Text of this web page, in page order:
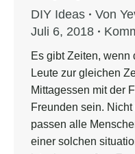
DIY Ideas
Von
Juli 6, 2018
Es gibt Zeiten, wenn
Leute zur gleichen
Mittagessen mit der
Freunden sein.
passen alle
einer solchen